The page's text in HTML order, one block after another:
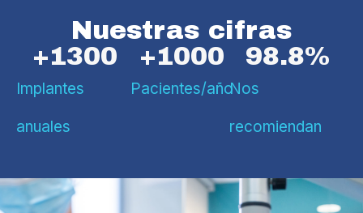
Nuestras cifras
Implantes
anuales
+1300
Pacientes/año
+1000
Nos
recomiendan
98.8%